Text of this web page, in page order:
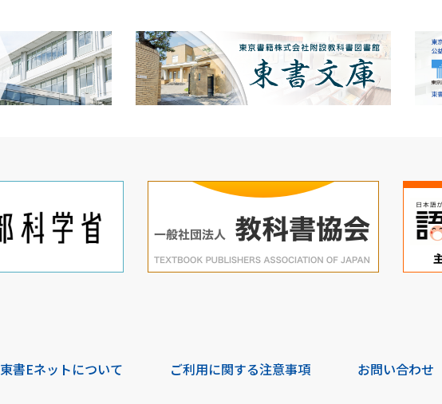
東書Eネットについて ご利用に関する注意事項 お問い合わせ